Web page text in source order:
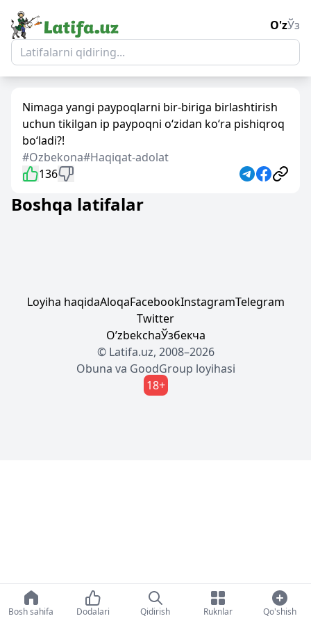
O'zЎз
Nimaga yangi paypoqlarni bir-biriga birlashtirish
uchun tikilgan ip paypoqni o‘zidan ko‘ra pishiqroq
bo‘ladi?!
#Ozbekona#Haqiqat-adolat
136
Boshqa latifalar
Loyiha haqidaAloqaFacebookInstagramTelegram
Twitter
OʼzbekchaЎзбекча
© Latifa.uz, 2008–2026
Obuna va GoodGroup loyihasi
18+
Bosh sahifa Dodalari Qidirish Ruknlar Qo'shish